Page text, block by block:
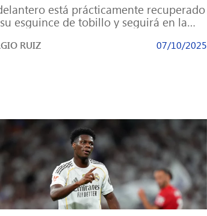
está prácticamente recuperado
esguince de tobillo y seguirá en la
RUIZ 07/10/2025